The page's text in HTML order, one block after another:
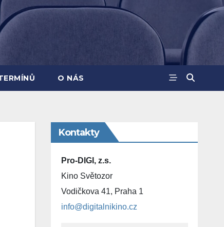
O NÁS
Kontakty
Pro-DIGI, z.s.
Kino Světozor
Vodičkova 41, Praha 1
info@digitalnikino.cz